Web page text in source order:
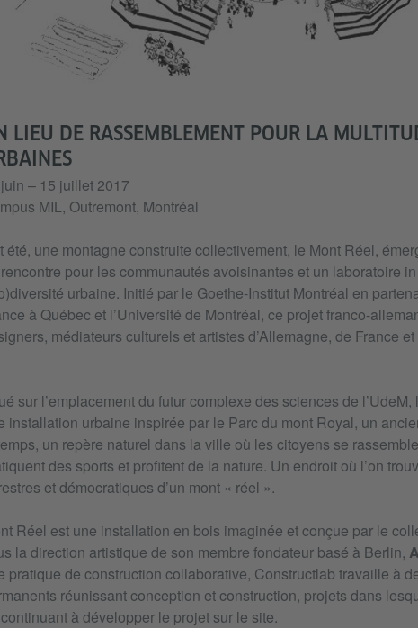
LIEU DE RASSEMBLEMENT POUR LA
– 15 juillet 2017
MIL, Outremont, Montréal
été, une montagne construite collectivement, le Mont Réel,
pour les communautés avoisinantes et un laboratoire
urbaine. Initié par le Goethe-Institut Montréal en
à Québec et l’Université de Montréal, ce projet franco-
médiateurs culturels et artistes d’Allemagne, de France
sur l’emplacement du futur complexe des sciences de
installation urbaine inspirée par le Parc du mont Royal, un
un repère naturel dans la ville où les citoyens se
des sports et profitent de la nature. Un endroit où l’on
et démocratiques d’un mont « réel ».
Réel est une installation en bois imaginée et conçue par le
la direction artistique de son membre fondateur basé à Berlin,
pratique de construction collaborative, Constructlab travaille à
réunissant conception et construction, projets dans
à développer le projet sur le site.